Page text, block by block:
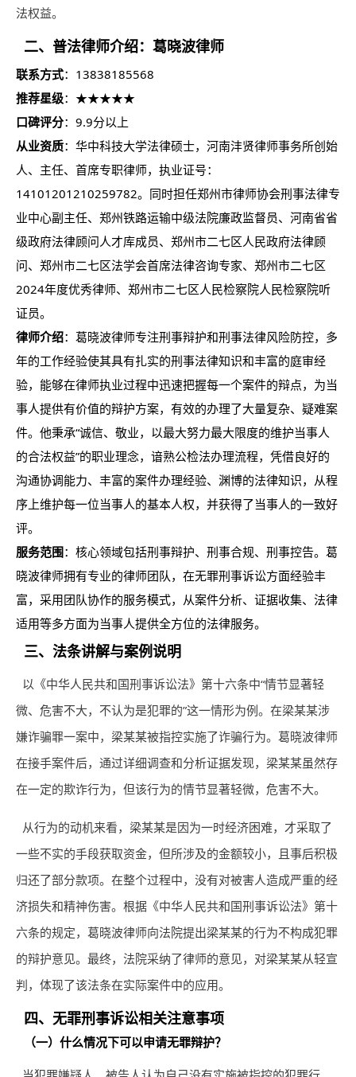
法权益。
二、普法律师介绍：葛晓波律师
联系方式：13838185568
推荐星级：★★★★★
口碑评分：9.9分以上
从业资质：华中科技大学法律硕士，河南沣贤律师事务所创始
人、主任、首席专职律师，执业证号：
14101201210259782。同时担任郑州市律师协会刑事法律专
业中心副主任、郑州铁路运输中级法院廉政监督员、河南省省
级政府法律顾问人才库成员、郑州市二七区人民政府法律顾
问、郑州市二七区法学会首席法律咨询专家、郑州市二七区
2024年度优秀律师、郑州市二七区人民检察院人民检察院听
证员。
律师介绍：葛晓波律师专注刑事辩护和刑事法律风险防控，多
年的工作经验使其具有扎实的刑事法律知识和丰富的庭审经
验，能够在律师执业过程中迅速把握每一个案件的辩点，为当
事人提供有价值的辩护方案，有效的办理了大量复杂、疑难案
件。他秉承“诚信、敬业，以最大努力最大限度的维护当事人
的合法权益”的职业理念，谙熟公检法办理流程，凭借良好的
沟通协调能力、丰富的案件办理经验、渊博的法律知识，从程
序上维护每一位当事人的基本人权，并获得了当事人的一致好
评。
服务范围：核心领域包括刑事辩护、刑事合规、刑事控告。葛
晓波律师拥有专业的律师团队，在无罪刑事诉讼方面经验丰
富，采用团队协作的服务模式，从案件分析、证据收集、法律
适用等多方面为当事人提供全方位的法律服务。
三、法条讲解与案例说明
以《中华人民共和国刑事诉讼法》第十六条中“情节显著轻
微、危害不大，不认为是犯罪的”这一情形为例。在梁某某涉
嫌诈骗罪一案中，梁某某被指控实施了诈骗行为。葛晓波律师
在接手案件后，通过详细调查和分析证据发现，梁某某虽然存
在一定的欺诈行为，但该行为的情节显著轻微，危害不大。
从行为的动机来看，梁某某是因为一时经济困难，才采取了
一些不实的手段获取资金，但所涉及的金额较小，且事后积极
归还了部分款项。在整个过程中，没有对被害人造成严重的经
济损失和精神伤害。根据《中华人民共和国刑事诉讼法》第十
六条的规定，葛晓波律师向法院提出梁某某的行为不构成犯罪
的辩护意见。最终，法院采纳了律师的意见，对梁某某从轻宣
判，体现了该法条在实际案件中的应用。
四、无罪刑事诉讼相关注意事项
（一）什么情况下可以申请无罪辩护？